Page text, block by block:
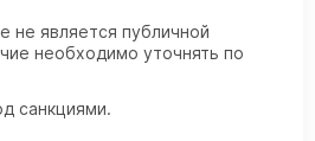
не является публичной
необходимо уточнять по
санкциями.